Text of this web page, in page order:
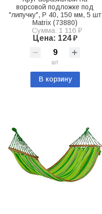
ворсовой подложке под
"липучку", P 40, 150 мм, 5 шт
Matrix (73880)
Сумма: 1 116 ₽
Цена: 124 ₽
шт
В корзину